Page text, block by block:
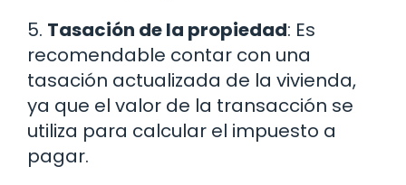
5. Tasación de la propiedad: Es
recomendable contar con una
tasación actualizada de la vivienda,
ya que el valor de la transacción se
utiliza para calcular el impuesto a
pagar.